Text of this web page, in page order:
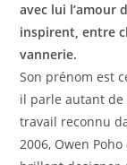
avec lui l’amour
inspirent, entre
vannerie.
Son prénom est
il parle autant de
travail reconnu
2006, Owen